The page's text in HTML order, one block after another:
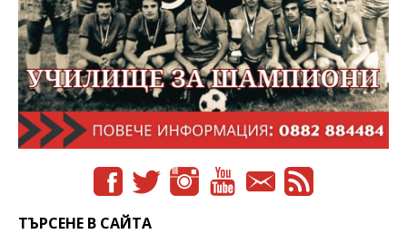
ТЪРСЕНЕ В САЙТА